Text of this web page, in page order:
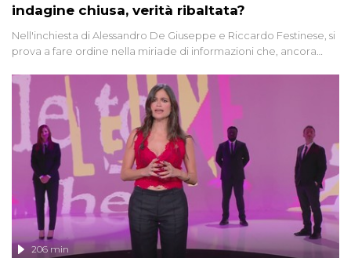
indagine chiusa, verità ribaltata?
Nell'inchiesta di Alessandro De Giuseppe e Riccardo Festinese, si
prova a fare ordine nella miriade di informazioni che, ancora
giudiziarie più discusse degli ultimi anni. Lo speciale ricostruisce la
vicenda mettendo in fila testimonianze, errori, dettagli
controversi e i protagonisti di un'indagine che sembra non avere
fine.
206 min